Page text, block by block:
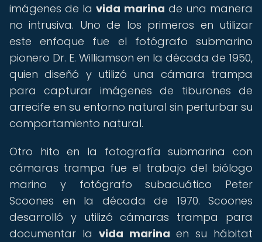
imágenes de lavida marina de una manera
no intrusiva. Uno de los primeros en utilizar
este enfoque fue el fotógrafo submarino
pionero Dr. E. Williamson en la década de 1950,
quien diseñó y utilizó una cámara trampa
para capturar imágenes de tiburones de
arrecife en su entorno natural sin perturbar su
comportamiento natural.
Otro hito en la fotografía submarina con
cámaras trampa fue el trabajo del biólogo
marino y fotógrafo subacuático Peter
Scoones en la década de 1970. Scoones
desarrolló y utilizó cámaras trampa para
documentar la vida marina en su hábitat